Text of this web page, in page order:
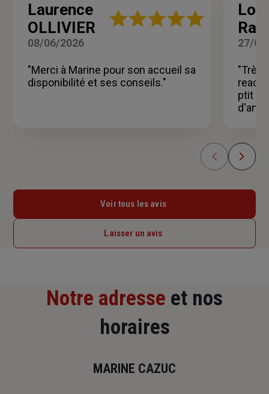
Laurence
OLLIVIER
Note
étoiles
08/06/2026
"Merci à Marine pour son accueil sa
disponibilité et ses conseils."
27/
"Très
ptit
Voir tous les avis
Laisser un avis
Notre adresse et nos
horaires
MARINE CAZUC